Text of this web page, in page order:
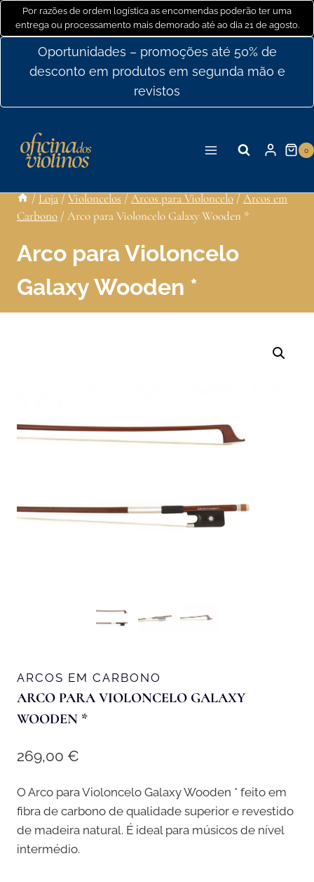
para
conteúdo
Por razões de ordem logística as encomendas poderão ter uma
entrega ou processamento mais demorado até ao dia 21 de agosto.
Oportunidades – promoções até 50% de
desconto em produtos em segunda mão e
revistos
0
/ Loja /Violoncelos /Arcos para Violoncelo /Arcos em
Carbono /Arco para Violoncelo Galaxy Wooden *
Arco para Violoncelo
Galaxy Wooden *
ARCOS EM CARBONO
ARCO PARA VIOLONCELO GALAXY
WOODEN *
269,00 €
O Arco para Violoncelo Galaxy Wooden * feito em
fibra de carbono de qualidade superior e revestido
de madeira natural. É ideal para músicos de nível
intermédio.